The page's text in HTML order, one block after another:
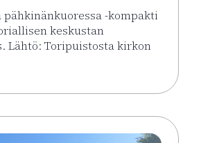
pähkinänkuoressa -kompakti
keskustan
Lähtö: Toripuistosta kirkon
Hämeenlinna